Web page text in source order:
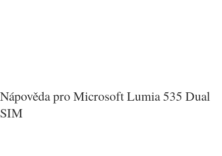
Nápověda pro Microsoft Lumia 535 Dual
SIM